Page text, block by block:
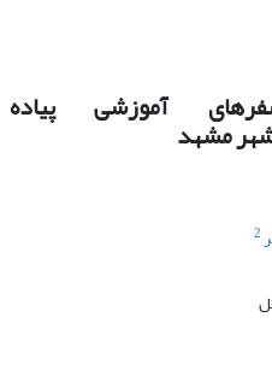
آموزشی پیاده
مشهد
2